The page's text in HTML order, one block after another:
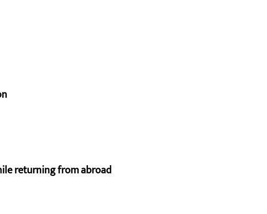
returning from abroad